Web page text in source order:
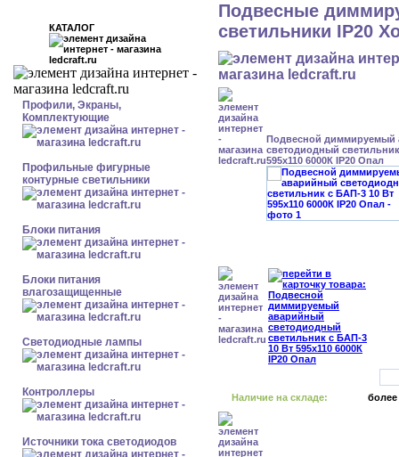
КАТАЛОГ
Профили, Экраны,
Комплектующие
Профильные фигурные
контурные светильники
Блоки питания
Блоки питания
влагозащищенные
Светодиодные лампы
Контроллеры
Источники тока светодиодов
Подвесные
светильники IP20
Подвесной диммируемый
светодиодный
595x110 6000К IP20 Опал
Наличие на складе: более